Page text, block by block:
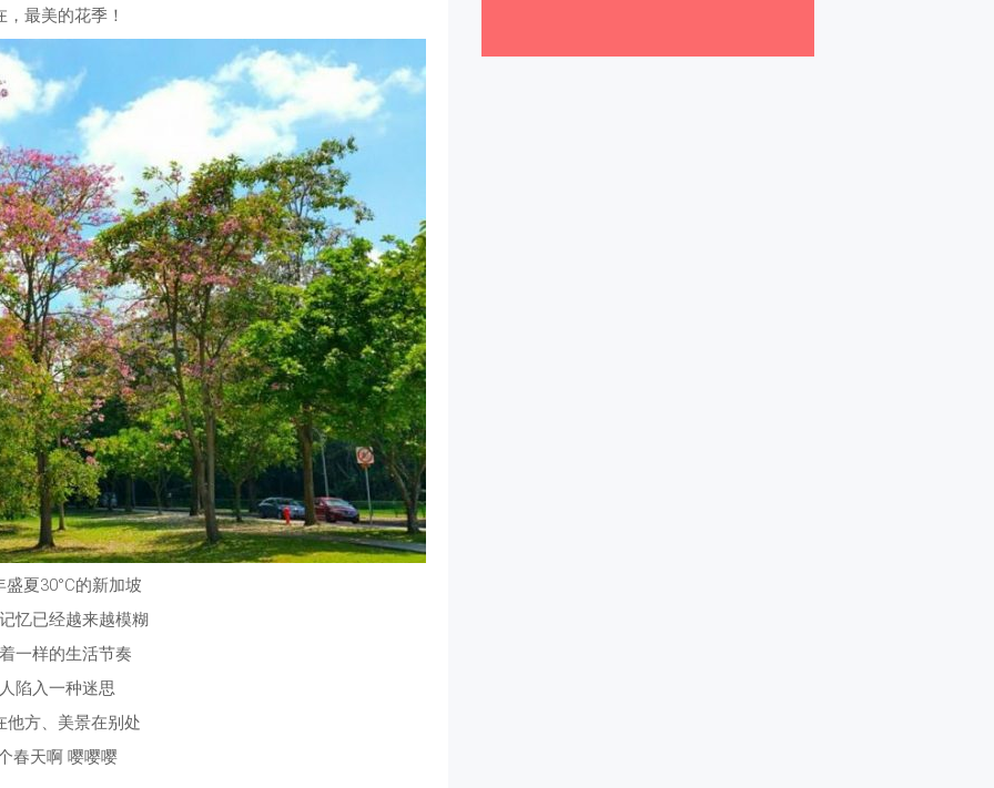
，最美的花季！
夏30°C的新加坡
忆已经越来越模糊
一样的生活节奏
陷入一种迷思
他方、美景在别处
春天啊 嘤嘤嘤